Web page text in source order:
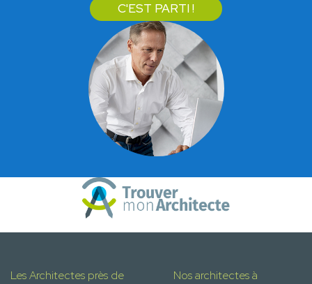
C'EST PARTI !
Les Architectes près de
Nos architectes à